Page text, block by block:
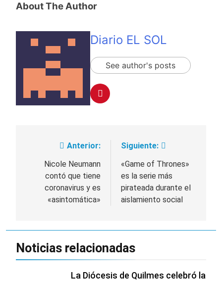
About The Author
Diario EL SOL
See author's posts
Navegación
entradas
Anterior:
Nicole Neumann
contó que tiene
coronavirus y es
«asintomática»
Siguiente:
«Game of Thrones»
es la serie más
pirateada durante el
aislamiento social
Noticias relacionadas
La Diócesis de Quilmes celebró la